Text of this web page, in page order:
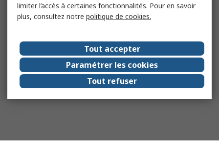
limiter l’accès à certaines fonctionnalités. Pour en savoir
plus, consultez notre politique de cookies.
Tout accepter
Paramétrer les cookies
Tout refuser